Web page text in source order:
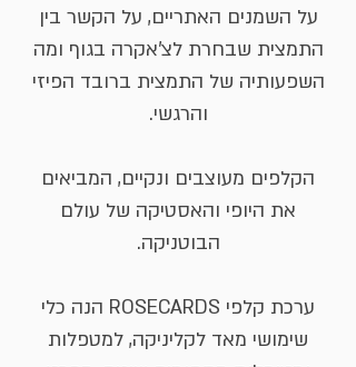
על השמנים האתריים, על הקשר בין
התמצית שבחרת לצ'אקרה בגוף ומה
השפעותיה של התמצית ברובד הפיזי
והרגשי.
הקלפים מעוצבים ונקיים, המביאים
את היופי והאסטיקה של עולם
הבוטניקה.
ערכת קלפי ROSECARDS הנה כלי
שימושי מאד לקליניקה, למטפלות